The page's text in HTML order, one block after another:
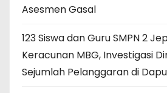
Asesmen Gasal
123 Siswa dan Guru SMPN 2
Keracunan MBG, Investigasi
Sejumlah Pelanggaran di